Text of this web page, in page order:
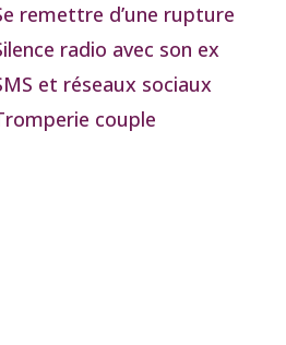
remettre d’une rupture
radio avec son ex
et réseaux sociaux
couple